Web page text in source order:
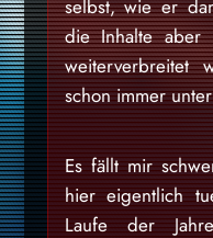
selbst, wie er
die Inhalte aber
weiterverbreitet
schon immer
Es fällt mir
hier eigentlich
Laufe der